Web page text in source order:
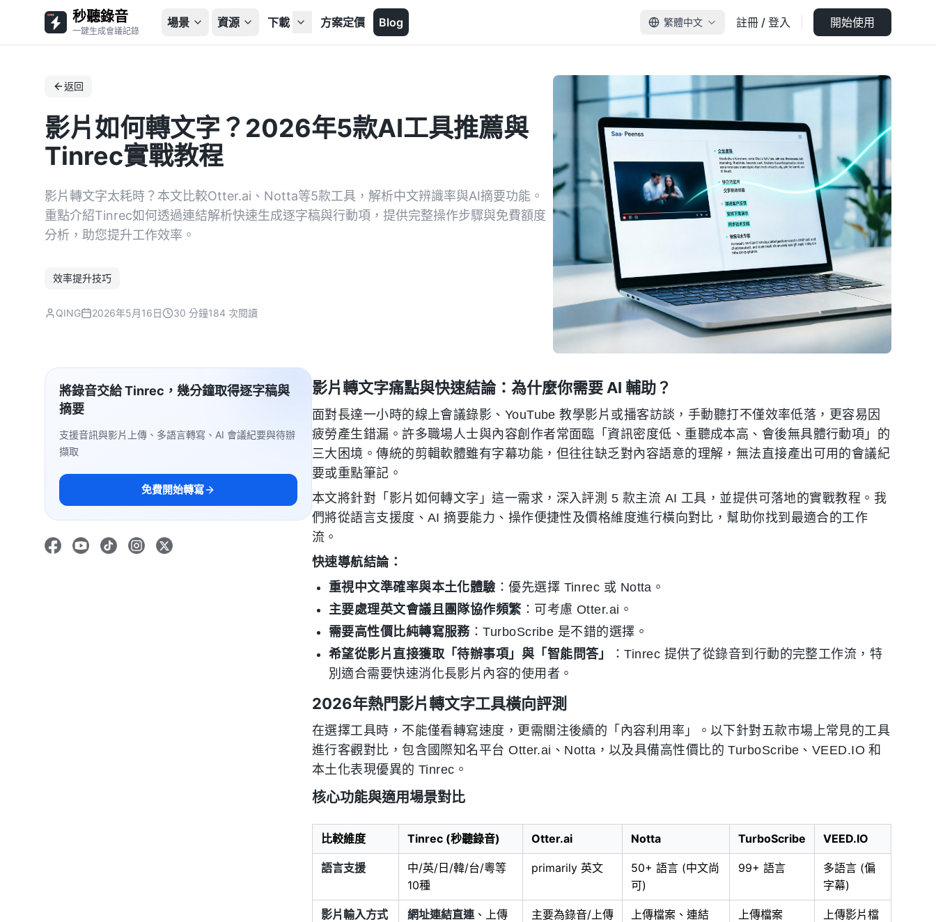
秒聽錄音
一鍵生成會議記錄
場景 資源 下載 方案定價 Blog 繁體中文 註冊 / 登入 開始使用
返回
影片如何轉文字？2026年5款AI工具推薦與
Tinrec實戰教程
影片轉文字太耗時？本文比較Otter.ai、Notta等5款工具，解析中文辨識率與AI摘要功能。
重點介紹Tinrec如何透過連結解析快速生成逐字稿與行動項，提供完整操作步驟與免費額度
分析，助您提升工作效率。
效率提升技巧
QING 2026年5月16日 30 分鐘184 次閱讀
將錄音交給 Tinrec，幾分鐘取得逐字稿與
摘要
支援音訊與影片上傳、多語言轉寫、AI 會議紀要與待辦
擷取
免費開始轉寫
影片轉文字痛點與快速結論：為什麼你需要 AI 輔助？
面對長達一小時的線上會議錄影、YouTube 教學影片或播客訪談，手動聽打不僅效率低落，更容易因
疲勞產生錯漏。許多職場人士與內容創作者常面臨「資訊密度低、重聽成本高、會後無具體行動項」的
三大困境。傳統的剪輯軟體雖有字幕功能，但往往缺乏對內容語意的理解，無法直接產出可用的會議紀
要或重點筆記。
本文將針對「影片如何轉文字」這一需求，深入評測 5 款主流 AI 工具，並提供可落地的實戰教程。我
們將從語言支援度、AI 摘要能力、操作便捷性及價格維度進行橫向對比，幫助你找到最適合的工作
流。
快速導航結論：
重視中文準確率與本土化體驗 ：優先選擇 Tinrec 或 Notta。
主要處理英文會議且團隊協作頻繁：可考慮 Otter.ai。
需要高性價比純轉寫服務：TurboScribe 是不錯的選擇。
希望從影片直接獲取「待辦事項」與「智能問答」
：Tinrec 提供了從錄音到行動的完整工作流，特
別適合需要快速消化長影片內容的使用者。
2026年熱門影片轉文字工具橫向評測
在選擇工具時，不能僅看轉寫速度，更需關注後續的「內容利用率」。以下針對五款市場上常見的工具
進行客觀對比，包含國際知名平台 Otter.ai、Notta，以及具備高性價比的 TurboScribe、VEED.IO 和
本土化表現優異的 Tinrec。
核心功能與適用場景對比
比較維度 Tinrec (秒聽錄音) Otter.ai Notta TurboScribe VEED.IO
語言支援
中/英/日/韓/台/粵等
10種
primarily 英文
50+ 語言 (中文尚
可)
99+ 語言
多語言 (偏
字幕)
影片輸入方式 網址連結直連、上傳
主要為錄音/上傳 上傳檔案、連結 上傳檔案 上傳影片檔